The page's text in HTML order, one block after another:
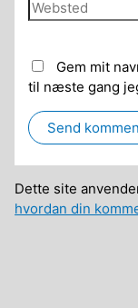
Websted
Gem mit
til næste gang
Dette site
hvordan din